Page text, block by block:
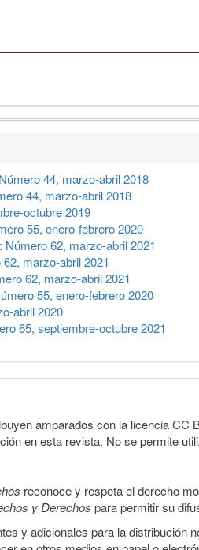
44, marzo-abril 2018
44, marzo-abril 2018
octubre 2019
55, enero-febrero 2020
62, marzo-abril 2021
marzo-abril 2021
62, marzo-abril 2021
55, enero-febrero 2020
abril 2020
65, septiembre-octubre 2021
amparados con la licencia CC
en esta revista. No se permite
reconoce y respeta el derecho
y Derechos para permitir su
y adicionales para la distribución